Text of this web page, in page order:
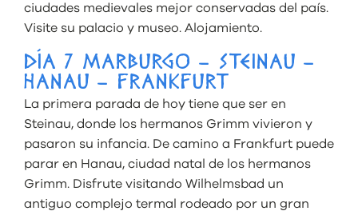
ciudades medievales mejor conservadas del país.
Visite su palacio y museo. Alojamiento.
DÍA 7 MARBURGO – STEINAU –
HANAU – FRANKFURT
La primera parada de hoy tiene que ser en
Steinau, donde los hermanos Grimm vivieron y
pasaron su infancia. De camino a Frankfurt puede
parar en Hanau, ciudad natal de los hermanos
Grimm. Disfrute visitando Wilhelmsbad un
antiguo complejo termal rodeado por un gran